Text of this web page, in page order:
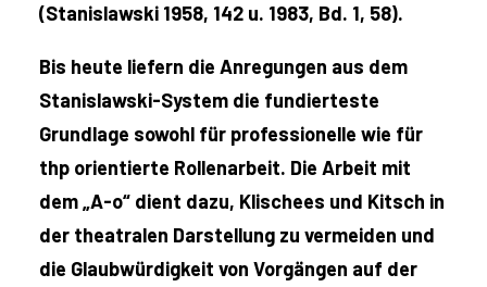
(Stanislawski 1958, 142 u. 1983, Bd. 1, 58).
Bis heute liefern die Anregungen aus dem
Stanislawski-System die fundierteste
Grundlage sowohl für professionelle wie für
thp orientierte Rollenarbeit. Die Arbeit mit
dem „A-o“ dient dazu, Klischees und Kitsch in
der theatralen Darstellung zu vermeiden und
die Glaubwürdigkeit von Vorgängen auf der